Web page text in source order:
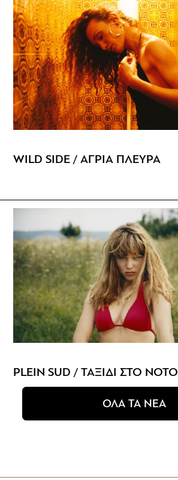
WILD SIDE / ΑΓΡΙΑ ΠΛΕΥΡΑ
PLEIN SUD / ΤΑΞΙΔΙ ΣΤΟ ΝΟΤΟ
ΟΛΑ ΤΑ ΝΕΑ